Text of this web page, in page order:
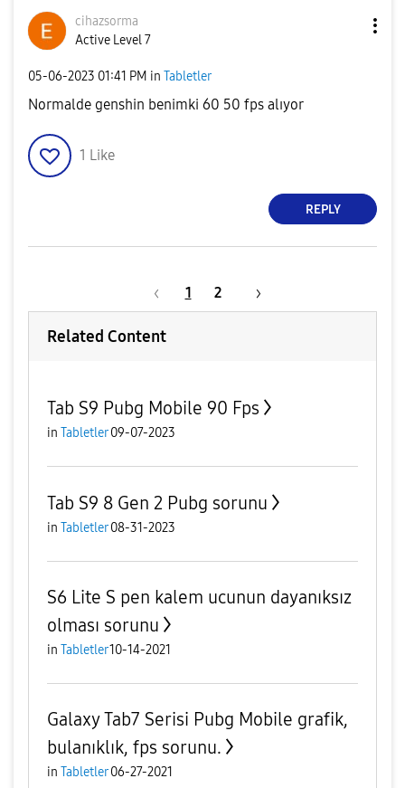
cihazsorma
Active Level 7
‎05-06-2023 01:41 PM in Tabletler
Normalde genshin benimki 60 50 fps alıyor
1 Like
REPLY
1 2
Related Content
Tab S9 Pubg Mobile 90 Fps
in Tabletler 09-07-2023
Tab S9 8 Gen 2 Pubg sorunu
in Tabletler 08-31-2023
S6 Lite S pen kalem ucunun dayanıksız
olması sorunu
in Tabletler10-14-2021
Galaxy Tab7 Serisi Pubg Mobile grafik,
bulanıklık, fps sorunu.
in Tabletler 06-27-2021